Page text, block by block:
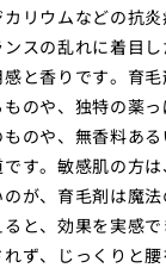
リウムなどの抗
スの乱れに着目
と香りです。育
のや、独特の薬
のや、無香料あ
す。敏感肌の方
が、育毛剤は魔法
と、効果を実感
ず、じっくりと